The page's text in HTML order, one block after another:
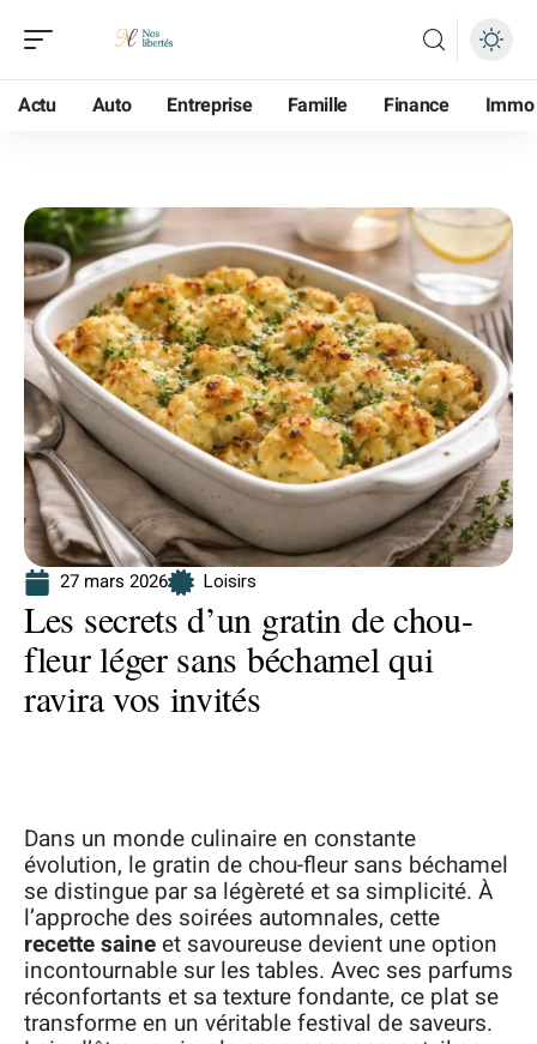
Actu Auto Entreprise Famille Finance Immo
27 mars 2026 Loisirs
Les secrets d’un gratin de chou-
fleur léger sans béchamel qui
ravira vos invités
Dans un monde culinaire en constante
évolution, le gratin de chou-fleur sans béchamel
se distingue par sa légèreté et sa simplicité. À
l’approche des soirées automnales, cette
recette saineet savoureuse devient une option
incontournable sur les tables. Avec ses parfums
réconfortants et sa texture fondante, ce plat se
transforme en un véritable festival de saveurs.